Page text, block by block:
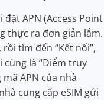
APN (Access Point
thực ra đơn giản lắm.
tìm đến “Kết nối”,
cùng là “Điểm truy
APN của nhà
cung cấp eSIM gửi